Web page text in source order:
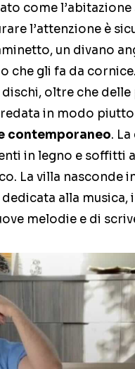
come l’abitazione
l’attenzione è
un divano
che gli fa da
oltre che
in modo
contemporaneo.
in legno e soffitti
La villa nasconde
alla musica,
melodie e di